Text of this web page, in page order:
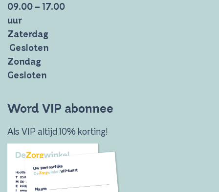
09.00 – 17.00
uur
Zaterdag
Gesloten
Zondag
Gesloten
Word VIP abonnee
Als VIP altijd 10% korting!